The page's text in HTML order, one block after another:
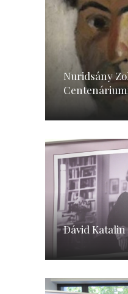
Nuridsány
Dávid